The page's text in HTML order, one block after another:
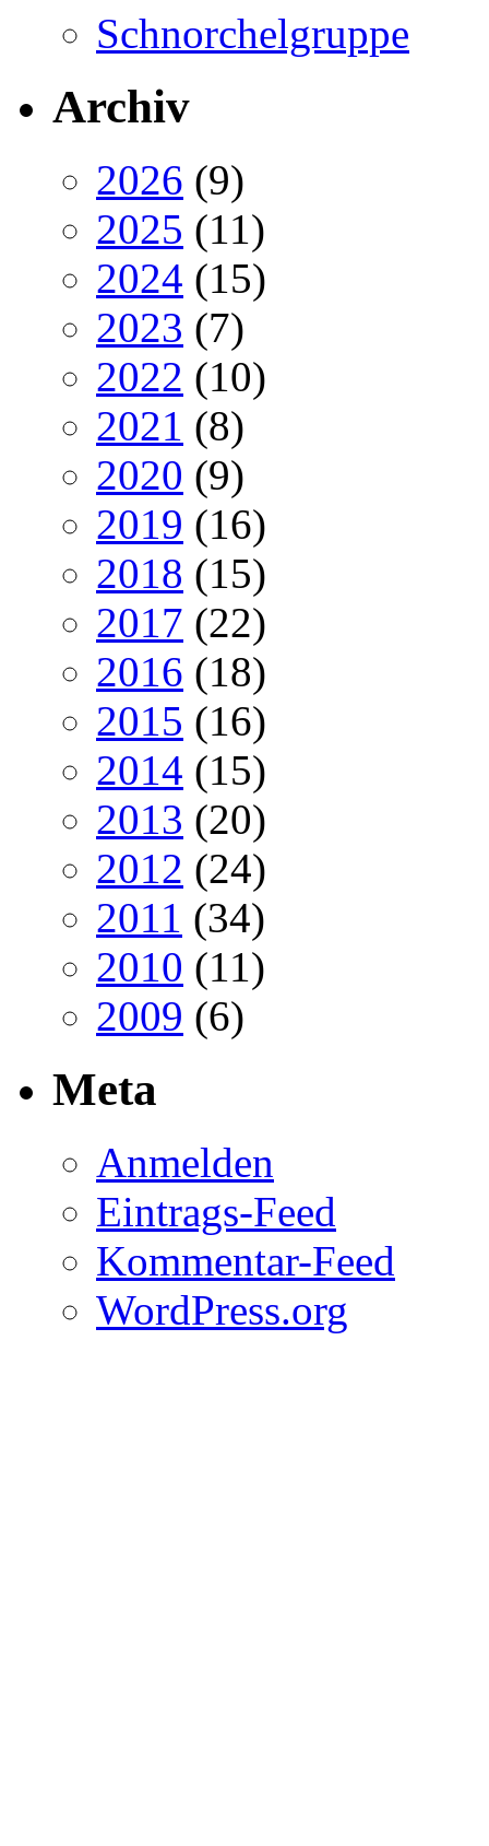
Schnorchelgruppe
Archiv
2026 (9)
2025 (11)
2024 (15)
2023 (7)
2022 (10)
2021 (8)
2020 (9)
2019 (16)
2018 (15)
2017 (22)
2016 (18)
2015 (16)
2014 (15)
2013 (20)
2012 (24)
2011 (34)
2010 (11)
2009 (6)
Meta
Anmelden
Eintrags-Feed
Kommentar-Feed
WordPress.org